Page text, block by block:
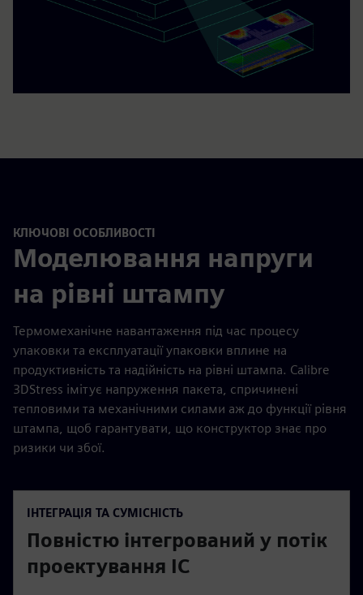
КЛЮЧОВІ ОСОБЛИВОСТІ
Моделювання напруги
на рівні штампу
Термомеханічне навантаження під час процесу
упаковки та експлуатації упаковки вплине на
продуктивність та надійність на рівні штампа. Calibre
3DStress імітує напруження пакета, спричинені
тепловими та механічними силами аж до функції рівня
штампа, щоб гарантувати, що конструктор знає про
ризики чи збої.
ІНТЕГРАЦІЯ ТА СУМІСНІСТЬ
Повністю інтегрований у потік
проектування IC